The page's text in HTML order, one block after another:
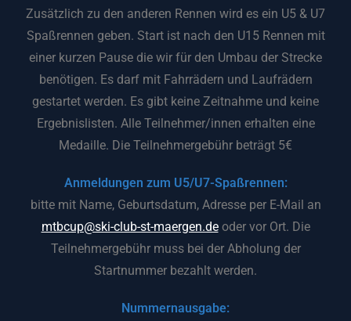
Zusätzlich zu den anderen Rennen wird es ein U5 & U7
Spaßrennen geben. Start ist nach den U15 Rennen mit
einer kurzen Pause die wir für den Umbau der Strecke
benötigen. Es darf mit Fahrrädern und Laufrädern
gestartet werden. Es gibt keine Zeitnahme und keine
Ergebnislisten. Alle Teilnehmer/innen erhalten eine
Medaille. Die Teilnehmergebühr beträgt 5€
Anmeldungen zum U5/U7-Spaßrennen:
bitte mit Name, Geburtsdatum, Adresse per E-Mail an
mtbcup@ski-club-st-maergen.deoder vor Ort. Die
Teilnehmergebühr muss bei der Abholung der
Startnummer bezahlt werden.
Nummernausgabe: